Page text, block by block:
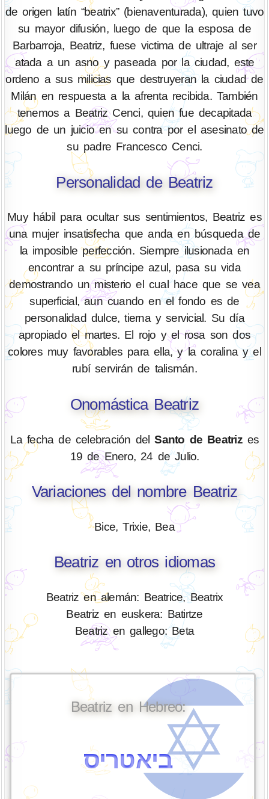
de origen latín “beatrix” (bienaventurada), quien tuvo
su mayor difusión, luego de que la esposa de
Barbarroja, Beatriz, fuese victima de ultraje al ser
atada a un asno y paseada por la ciudad, este
ordeno a sus milicias que destruyeran la ciudad de
Milán en respuesta a la afrenta recibida. También
tenemos a Beatriz Cenci, quien fue decapitada
luego de un juicio en su contra por el asesinato de
su padre Francesco Cenci.
Personalidad de Beatriz
Muy hábil para ocultar sus sentimientos, Beatriz es
una mujer insatisfecha que anda en búsqueda de
la imposible perfección. Siempre ilusionada en
encontrar a su príncipe azul, pasa su vida
demostrando un misterio el cual hace que se vea
superficial, aun cuando en el fondo es de
personalidad dulce, tierna y servicial. Su día
apropiado el martes. El rojo y el rosa son dos
colores muy favorables para ella, y la coralina y el
rubí servirán de talismán.
Onomástica Beatriz
La fecha de celebración delSanto de Beatrizes
19 de Enero, 24 de Julio.
Variaciones del nombre Beatriz
Bice, Trixie, Bea
Beatriz en otros idiomas
Beatriz en alemán: Beatrice, Beatrix
Beatriz en euskera: Batirtze
Beatriz en gallego: Beta
Beatriz en Hebreo:
ביאטריס